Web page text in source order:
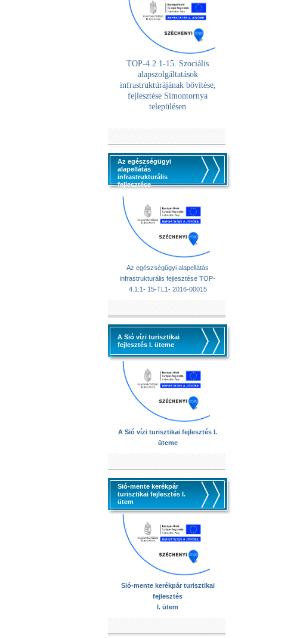
TOP-4.2.1-15. Szociális
alapszolgáltatások
infrastruktúrájának bővítése,
fejlesztése Simontornya
településen
Az egészségügyi
alapellátás
infrastrukturális
fejlesztése
Az egészségügyi alapellátás
infrastrukturális fejlesztése TOP-
4.1.1- 15-TL1- 2016-00015
A Sió vízi turisztikai
fejlesztés I. üteme
A Sió vízi turisztikai fejlesztés I.
üteme
Sió-mente kerékpár
turisztikai fejlesztés I.
ütem
Sió-mente kerékpár turisztikai
fejlesztés
I. ütem